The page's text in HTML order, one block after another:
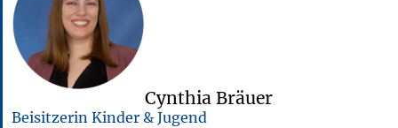
Cynthia Bräuer
Beisitzerin Kinder & Jugend